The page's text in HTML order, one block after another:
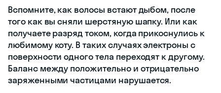
Вспомните, как волосы встают дыбом, после
того как вы сняли шерстяную шапку. Или как
получаете разряд током, когда прикоснулись к
любимому коту. В таких случаях электроны с
поверхности одного тела переходят к другому.
Баланс между положительно и отрицательно
заряженными частицами нарушается.